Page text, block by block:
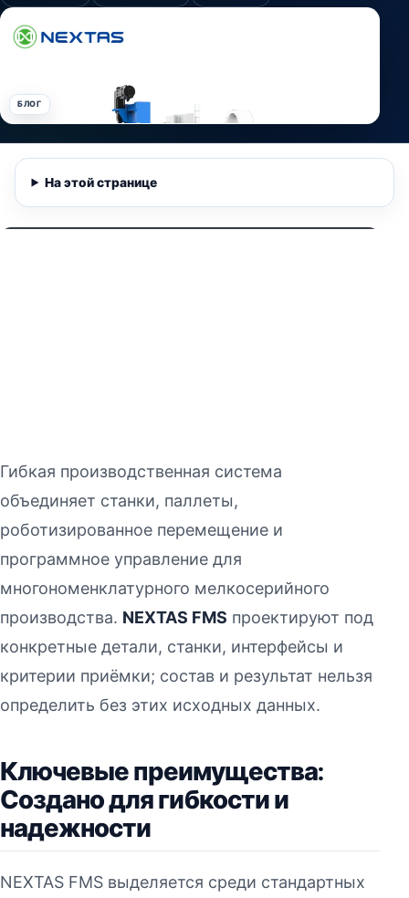
БЛОГ
На этой странице
Смотреть видео 0:45
Гибкая производственная система
объединяет станки, паллеты,
роботизированное перемещение и
программное управление для
многономенклатурного мелкосерийного
производства. NEXTAS FMS проектируют под
конкретные детали, станки, интерфейсы и
критерии приёмки; состав и результат нельзя
определить без этих исходных данных.
Ключевые преимущества:
Создано для гибкости и
надежности
NEXTAS FMS выделяется среди стандартных